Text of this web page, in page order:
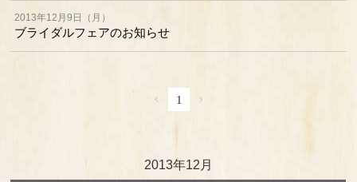
2013年12月9日（月）
ブライダルフェアのお知らせ
‹ 1 ›
2013年12月